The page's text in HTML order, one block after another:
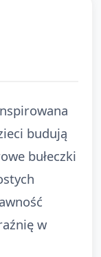
budują
bułeczki
w